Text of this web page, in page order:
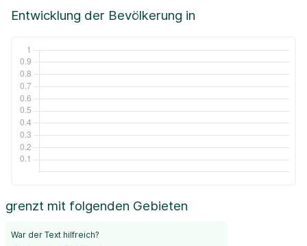
Entwicklung der Bevölkerung in
grenzt mit folgenden Gebieten
War der Text hilfreich?